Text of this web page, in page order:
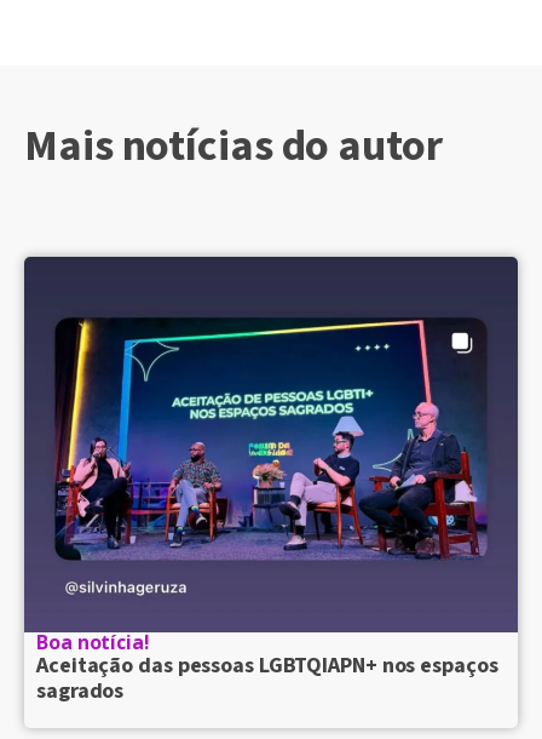
Mais notícias do autor
Boa notícia!
Aceitação das pessoas LGBTQIAPN+ nos espaços
sagrados